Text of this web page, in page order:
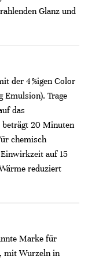
Glanz und
der 4 %igen Color
Emulsion). Trage
das
20 Minuten
chemisch
auf 15
reduziert
Marke für
mit Wurzeln in